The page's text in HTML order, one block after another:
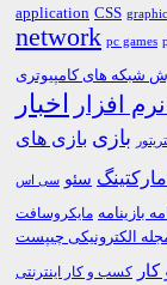
application CSS graphic
network pc games
شبکه های کامپیوتری
افزار اخبار
بازی بازی های
سئو سی اس
بازینامه مایکروسافت
الکترونیکی چیپست
کسب و کار اینترنتی